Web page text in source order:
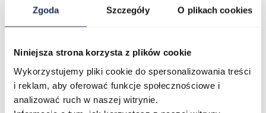
Zgoda Szczegóły O plikach cookies
Niniejsza strona korzysta z plików cookie
Wykorzystujemy pliki cookie do spersonalizowania treści
i reklam, aby oferować funkcje społecznościowe i
analizować ruch w naszej witrynie.
Najczęściej kupowane